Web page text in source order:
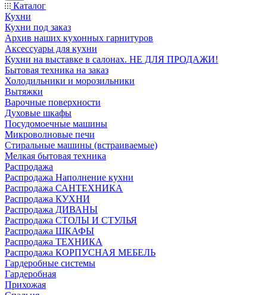
Каталог
Кухни
Кухни под заказ
Архив наших кухонных гарнитуров
Аксессуары для кухни
Кухни на выставке в салонах. НЕ ДЛЯ ПРОДАЖИ!
Бытовая техника на заказ
Холодильники и морозильники
Вытяжки
Варочные поверхности
Духовые шкафы
Посудомоечные машины
Микроволновые печи
Стиральные машины (встраиваемые)
Мелкая бытовая техника
Распродажа
Распродажа Наполнение кухни
Распродажа САНТЕХНИКА
Распродажа КУХНИ
Распродажа ДИВАНЫ
Распродажа СТОЛЫ И СТУЛЬЯ
Распродажа ШКАФЫ
Распродажа ТЕХНИКА
Распродажа КОРПУСНАЯ МЕБЕЛЬ
Гардеробные системы
Гардеробная
Прихожая